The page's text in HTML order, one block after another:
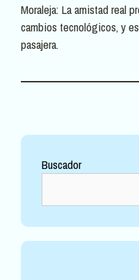
Moraleja: La amistad real
cambios tecnológicos, y
pasajera.
Buscador